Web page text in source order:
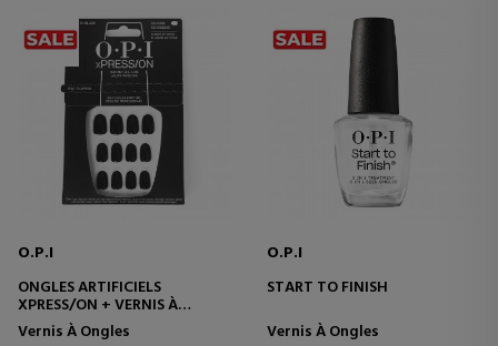
O.P.I
ONGLES ARTIFICIELS
XPRESS/ON + VERNIS À
ONGLES LADY IN BLACK
Vernis À Ongles
O.P.I
START TO FINISH
Vernis À Ongles